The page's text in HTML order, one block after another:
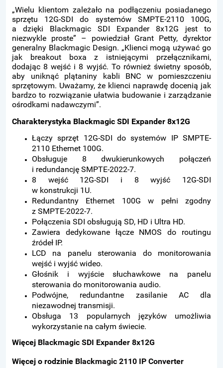
„Wielu klientom zależało na podłączeniu posiadanego
sprzętu 12G-SDI do systemów SMPTE-2110 100G,
a dzięki Blackmagic SDI Expander 8x12G jest to
niezwykle proste” – powiedział Grant Petty, dyrektor
generalny Blackmagic Design. „Klienci mogą używać go
jak breakout boxa z istniejącymi przełącznikami,
dodając 8 wejść i 8 wyjść. To również świetny sposób,
aby uniknąć plątaniny kabli BNC w pomieszczeniu
sprzętowym. Uważamy, że klienci naprawdę docenią jak
bardzo to rozwiązanie ułatwia budowanie i zarządzanie
ośrodkami nadawczymi”.
Charakterystyka Blackmagic SDI Expander 8x12G
Łączy sprzęt 12G-SDI do systemów IP SMPTE-
2110 Ethernet 100G.
Obsługuje 8 dwukierunkowych połączeń
i redundancję SMPTE-2022-7.
8 wejść 12G-SDI i 8 wyjść 12G-SDI
w konstrukcji 1U.
Redundantny Ethernet 100G w pełni zgodny
z SMPTE-2022-7.
Połączenia SDI obsługują SD, HD i Ultra HD.
Zawiera dedykowane łącze NMOS do routingu
źródeł IP.
LCD na panelu sterowania do monitorowania
wejść i wyjść wideo.
Głośnik i wyjście słuchawkowe na panelu
sterowania do monitorowania audio.
Podwójne, redundantne zasilanie AC dla
niezawodnej transmisji.
Obsługa 13 popularnych języków umożliwia
wykorzystanie na całym świecie.
Więcej Blackmagic SDI Expander 8x12G
Więcej o rodzinie Blackmagic 2110 IP Converter